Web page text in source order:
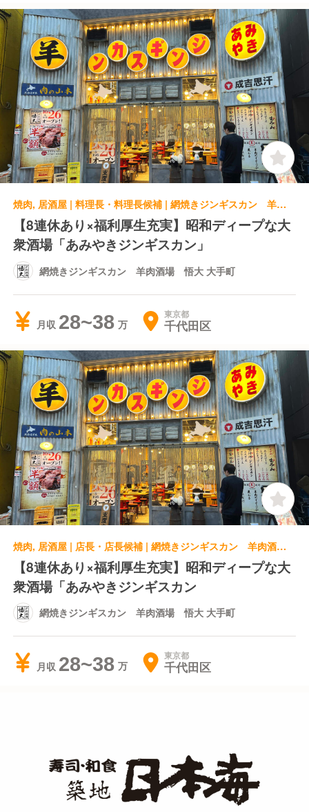
焼肉, 居酒屋 | 料理長・料理長候補 | 網焼きジンギスカン 羊肉酒場 悟大 大手町
【8連休あり×福利厚生充実】昭和ディープな大
衆酒場「あみやきジンギスカン」
網焼きジンギスカン 羊肉酒場 悟大 大手町
月収 28~38 東京都
千代田区
焼肉, 居酒屋 | 店長・店長候補 | 網焼きジンギスカン 羊肉酒場 悟大 大手町
【8連休あり×福利厚生充実】昭和ディープな大
衆酒場「あみやきジンギスカン
網焼きジンギスカン 羊肉酒場 悟大 大手町
月収 28~38 東京都
千代田区